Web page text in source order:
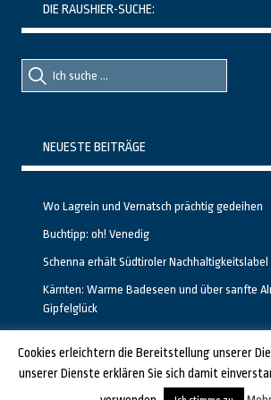
DIE RAUSHIER-SUCHE:
Suche
nach::
Suche
nach:
NEUESTE BEITRÄGE
Wo Lagrein und Vernatsch prächtig gedeihen
Buchtipp: oh! Venedig
Schenna erhält Südtiroler Nachhaltigkeitslabel
Kärnten: Warme Badeseen und über sanfte
Gipfelglück
GESTALTET UND PROGRAMMIERT VON ALBERTO & FRANZ
Cookies erleichtern die Bereitstellung unserer
unserer Dienste erklären Sie sich damit